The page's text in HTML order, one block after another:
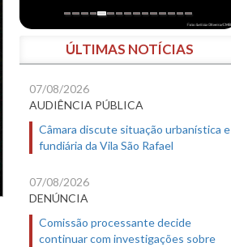
ÚLTIMAS NOTÍCIAS
07/08/2026
AUDIÊNCIA PÚBLICA
Câmara discute situação urbanística e
fundiária da Vila São Rafael
07/08/2026
DENÚNCIA
Comissão processante decide
continuar com investigações sobre